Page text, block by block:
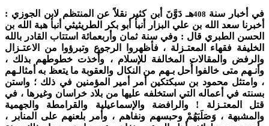
في أخبار سنة 408هـ دَوَّنَ أبن كثير نقلاً عن المنتظم لابن الجوزي :
أخبرنا سعد الله بن علي البزار أنبأ أبو بكر الطريثيثي أنبأ هبة الله بن
الحسن الطبري قال : وفي سنة ثمان وأربعمائة استتاب القادر بالله
الخليفة فقهاء المعتـزلة ، فأظهروا الرجوع وتبرؤوا من الاعتـزال
والرفض والمقالات المخالفة للإسلام ، وأُخذت خطوطهم بذلك ،
وأنـهم متى خالفوا أُحل بـهم من النكال والعقوبة ما يتعظ به أمثالـهم
، وامتثل محمود بن سبكتكين أمر أمير المؤمنين في ذلك ؛ واستن
بسنته في أعماله التي استخلفه عليها من بلاد خراسان وغيرها ، في
قتل المعتـزلة ! والرافضة والإسماعيلية والقرامطة والجهمية
والمشبهة ، وَصَلَبَهُمْ وحبسهم ونفاهم ، وأمر بلعنهم على المنابر ،